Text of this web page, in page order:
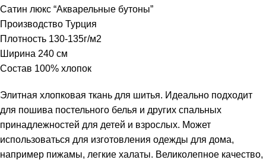
Сатин люкс “Акварельные бутоны”
Производство Турция
Плотность 130-135г/м2
Ширина 240 см
Состав 100% хлопок
Элитная хлопковая ткань для шитья. Идеально подходит
для пошива постельного белья и других спальных
принадлежностей для детей и взрослых. Может
использоваться для изготовления одежды для дома,
например пижамы, легкие халаты. Великолепное качество,